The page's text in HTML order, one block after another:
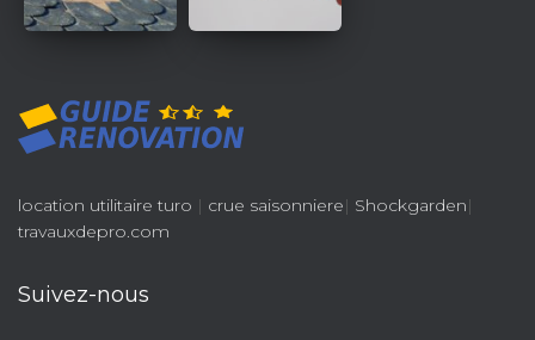
location utilitaire turo | crue saisonniere| Shockgarden|
travauxdepro.com
Suivez-nous